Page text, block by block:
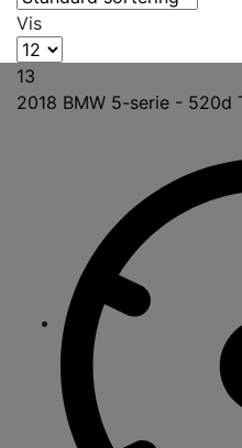
Vis
13
2018 BMW 5-serie - 520d